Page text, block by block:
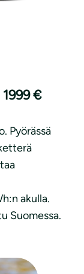
€
Pyörässä
akulla.
Suomessa.